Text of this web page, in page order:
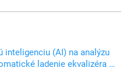
inteligenciu (AI) na analýzu
ladenie ekvalizéra v